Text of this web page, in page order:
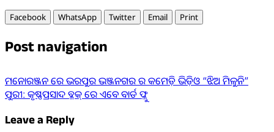
Facebook WhatsApp Twitter Email Print
Post navigation
ମନୋରଞ୍ଜନ ରେ ଭରପୁର ଭଞ୍ଜନଗର ର କମେଡ଼ି ଭିଡ଼ିଓ “ଝିଅ ମିଳୁନି”
ପୁରୀ: କୃଷ୍ଣପ୍ରସାଦ ବ୍ଳକ୍ ରେ ଏବେ ବାର୍ଡ ଫ୍ଲୁ
Leave a Reply